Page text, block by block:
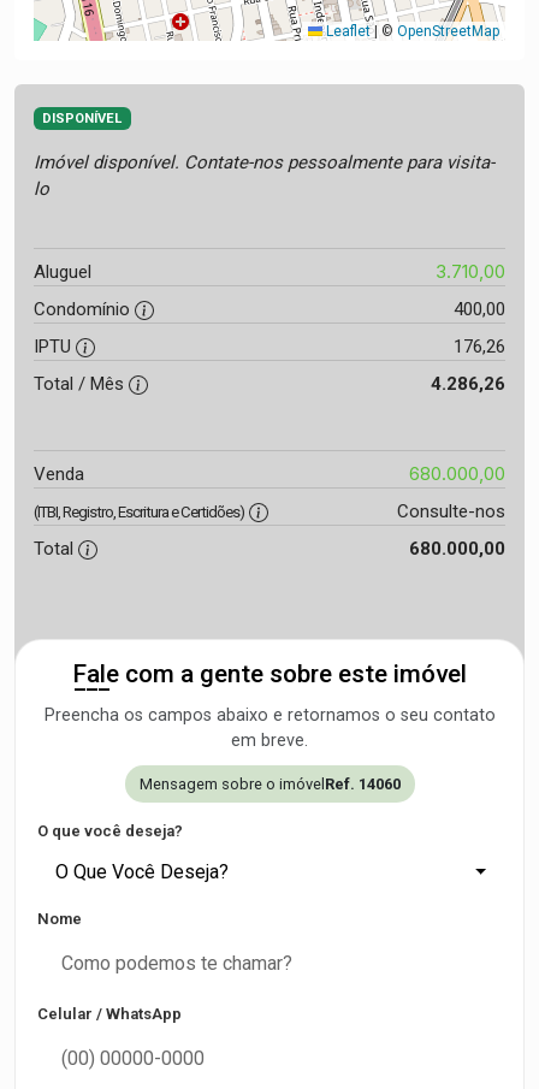
Leaflet © OpenStreetMap
DISPONÍVEL
Imóvel disponível. Contate-nos pessoalmente para visita-
lo
Aluguel 3.710,00
Condomínio
400,00
IPTU
176,26
Total / Mês
4.286,26
Venda 680.000,00
(ITBI, Registro, Escritura e Certidões)
Consulte-nos
Total
680.000,00
Fale com a gente sobre este imóvel
Preencha os campos abaixo e retornamos o seu contato
em breve.
Mensagem sobre o imóvel Ref. 14060
O que você deseja?
O Que Você Deseja?
Nome
Celular / WhatsApp